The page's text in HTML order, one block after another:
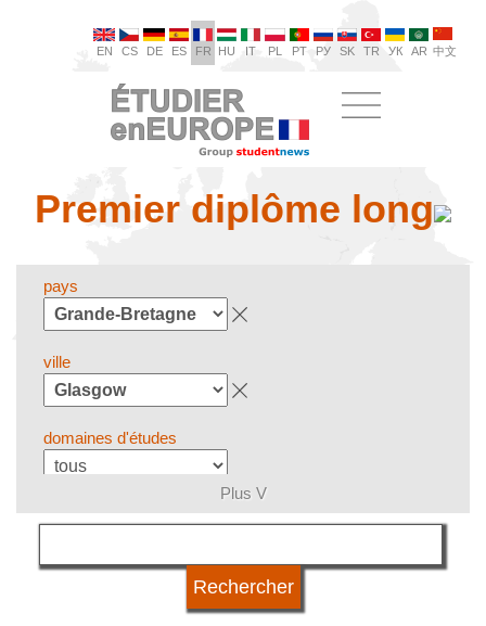
EN CS DE ES FR HU IT PL PT РУ SK TR УК AR 中文
Premier diplôme long
pays
ville
domaines d'études
langue
Plus V